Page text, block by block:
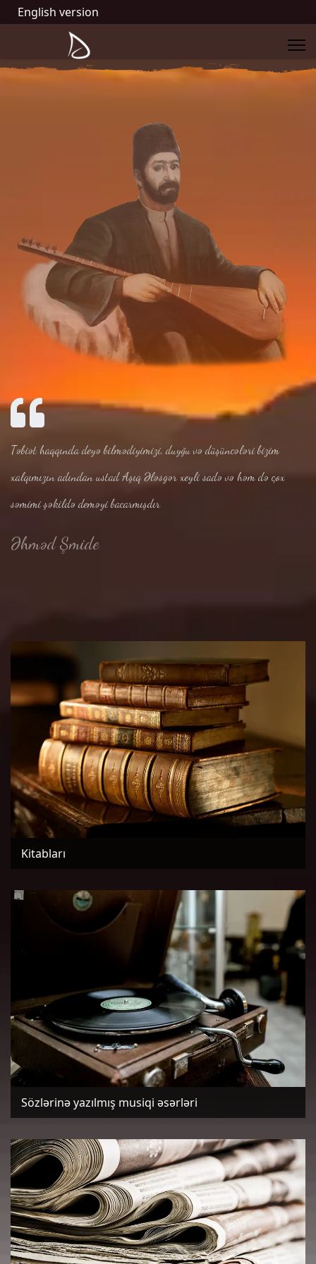
English version
Təbiət haqqında deyə bilmədiyimizi, duyğu və düşüncələri bizim
xalqımızın adından ustad Aşıq Ələsgər xeyli sadə və həm də çox
səmimi şəkildə deməyi bacarmışdır
Əhməd Şmide
Kitabları
Sözlərinə yazılmış musiqi əsərləri